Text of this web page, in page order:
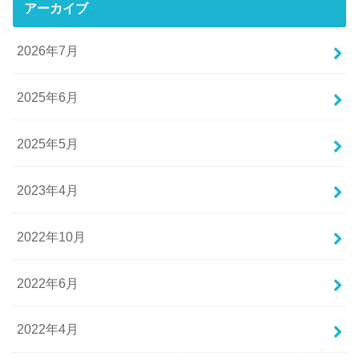
アーカイブ
2026年7月
2025年6月
2025年5月
2023年4月
2022年10月
2022年6月
2022年4月